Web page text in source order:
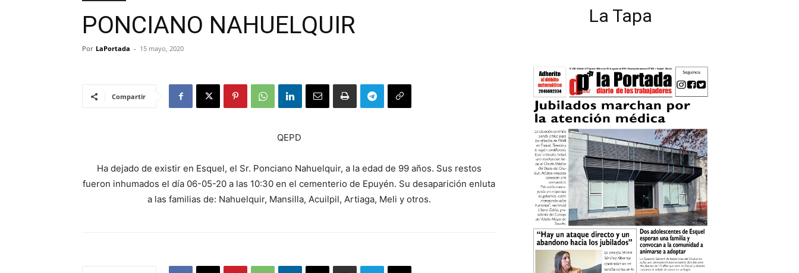
PONCIANO NAHUELQUIR
Por LaPortada - 15 mayo, 2020
Compartir
QEPD
Ha dejado de existir en Esquel, el Sr. Ponciano Nahuelquir, a la edad de 99 años. Sus restos
fueron inhumados el día 06-05-20 a las 10:30 en el cementerio de Epuyén. Su desaparición enluta
a las familias de: Nahuelquir, Mansilla, Acuilpil, Artiaga, Meli y otros.
La Tapa